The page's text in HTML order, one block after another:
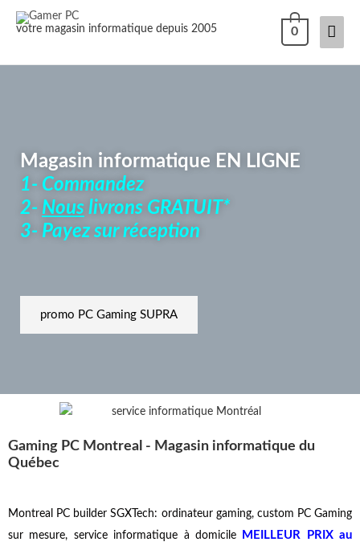
votre magasin informatique depuis 2005 0
Magasin informatique EN LIGNE
1- Commandez
2- Nous livrons GRATUIT*
3- Payez sur réception
promo PC Gaming SUPRA
Gaming PC Montreal - Magasin informatique du
Québec
Montreal PC builder SGXTech: ordinateur gaming, custom PC Gaming
sur mesure, service informatique à domicile
MEILLEUR PRIX au